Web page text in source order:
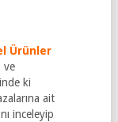
Ürünler
ve
ki
ait
inceleyip